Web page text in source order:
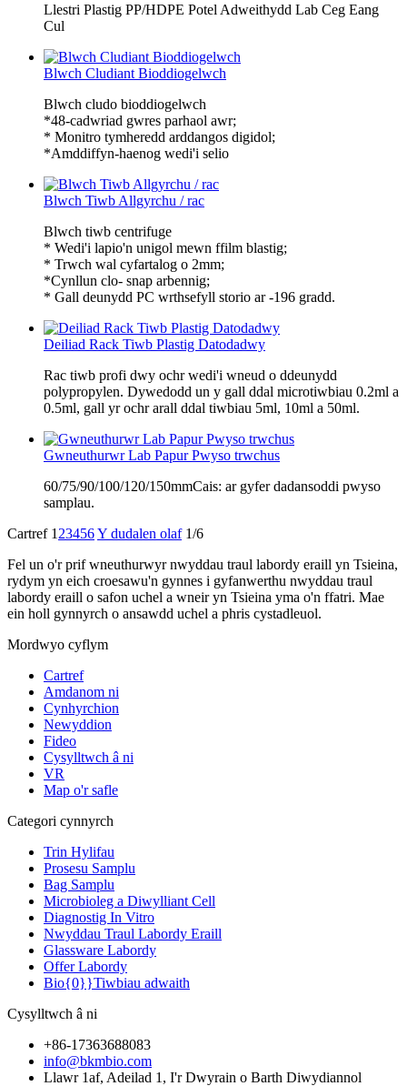
Llestri Plastig PP/HDPE Potel Adweithydd Lab Ceg Eang
Cul
Blwch Cludiant Bioddiogelwch
Blwch cludo bioddiogelwch
*48-cadwriad gwres parhaol awr;
* Monitro tymheredd arddangos digidol;
*Amddiffyn-haenog wedi'i selio
Blwch Tiwb Allgyrchu / rac
Blwch tiwb centrifuge
* Wedi'i lapio'n unigol mewn ffilm blastig;
* Trwch wal cyfartalog o 2mm;
*Cynllun clo- snap arbennig;
* Gall deunydd PC wrthsefyll storio ar -196 gradd.
Deiliad Rack Tiwb Plastig Datodadwy
Rac tiwb profi dwy ochr wedi'i wneud o ddeunydd
polypropylen. Dywedodd un y gall ddal microtiwbiau 0.2ml a
0.5ml, gall yr ochr arall ddal tiwbiau 5ml, 10ml a 50ml.
Gwneuthurwr Lab Papur Pwyso trwchus
60/75/90/100/120/150mmCais: ar gyfer dadansoddi pwyso
samplau.
Cartref 1 23456Y dudalen olaf 1/6
Fel un o'r prif wneuthurwyr nwyddau traul labordy eraill yn Tsieina,
rydym yn eich croesawu'n gynnes i gyfanwerthu nwyddau traul
labordy eraill o safon uchel a wneir yn Tsieina yma o'n ffatri. Mae
ein holl gynnyrch o ansawdd uchel a phris cystadleuol.
Mordwyo cyflym
Cartref
Amdanom ni
Cynhyrchion
Newyddion
Fideo
Cysylltwch â ni
VR
Map o'r safle
Categori cynnyrch
Trin Hylifau
Prosesu Samplu
Bag Samplu
Microbioleg a Diwylliant Cell
Diagnostig In Vitro
Nwyddau Traul Labordy Eraill
Glassware Labordy
Offer Labordy
Bio{0}}Tiwbiau adwaith
Cysylltwch â ni
+86-17363688083
info@bkmbio.com
Llawr 1af, Adeilad 1, I'r Dwyrain o Barth Diwydiannol